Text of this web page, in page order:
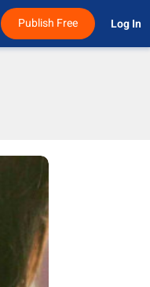
Publish Free Log In